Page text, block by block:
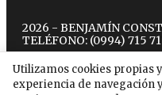
Utilizamos cookies propias
experiencia de navegación
2026 - BENJAMÍN
TELÉFONO: (0994) 715